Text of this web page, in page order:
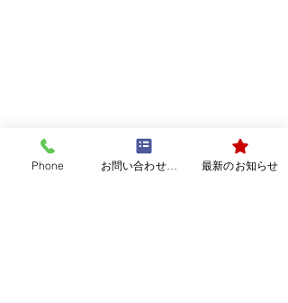
Phone お問い合わせフォーム 最新のお知らせ